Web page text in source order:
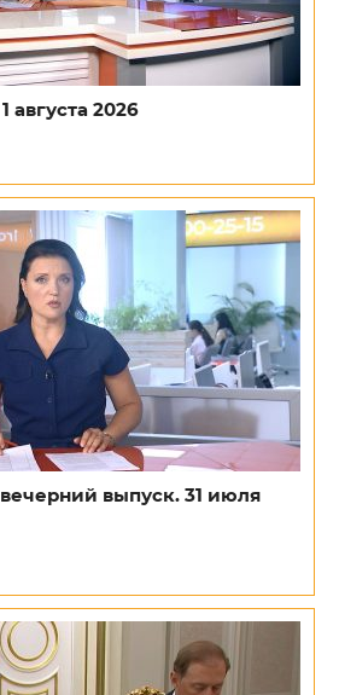
августа 2026
вечерний выпуск. 31 июля